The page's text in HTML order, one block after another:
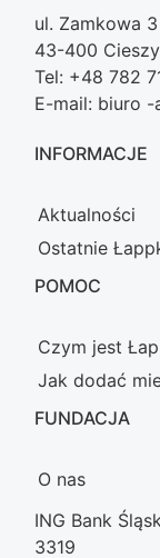
ul. Zamkowa
43-400
Tel: +48 782
E-mail: biuro
INFORMACJE
Aktualności
Ostatnie
POMOC
Czym jest
Jak dodać
FUNDACJA
O nas
ING Bank
3319